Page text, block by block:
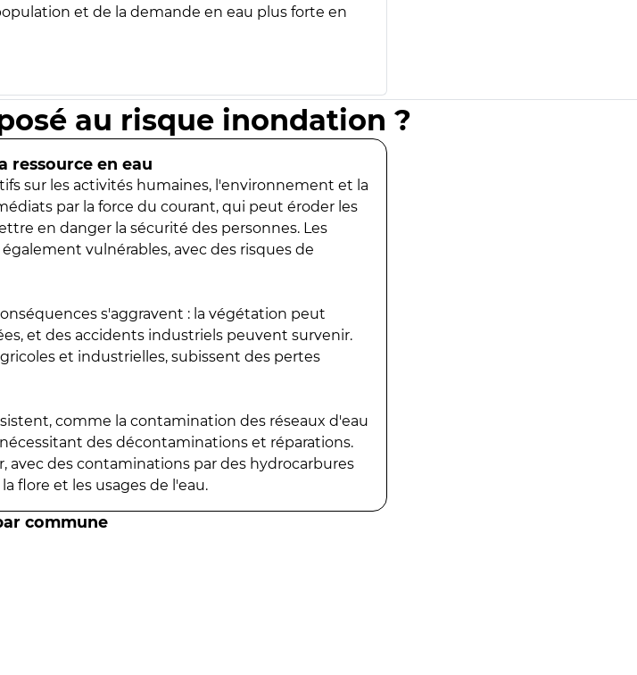
et de la demande en eau plus forte en
au risque inondation ?
ressource en eau
sur les activités humaines, l'environnement et la
par la force du courant, qui peut éroder les
en danger la sécurité des personnes. Les
vulnérables, avec des risques de
s'aggravent : la végétation peut
et des accidents industriels peuvent survenir.
et industrielles, subissent des pertes
comme la contamination des réseaux d'eau
des décontaminations et réparations.
avec des contaminations par des hydrocarbures
flore et les usages de l'eau.
commune